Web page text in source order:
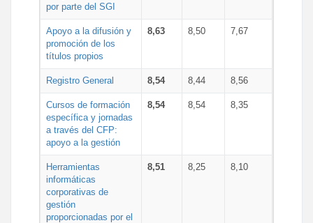
por parte del SGI
Apoyo a la difusión y
promoción de los
títulos propios
8,63 8,50 7,67
Registro General 8,54 8,44 8,56
Cursos de formación
específica y jornadas
a través del CFP:
apoyo a la gestión
8,54 8,54 8,35
Herramientas
informáticas
corporativas de
gestión
proporcionadas por el
8,51 8,25 8,10